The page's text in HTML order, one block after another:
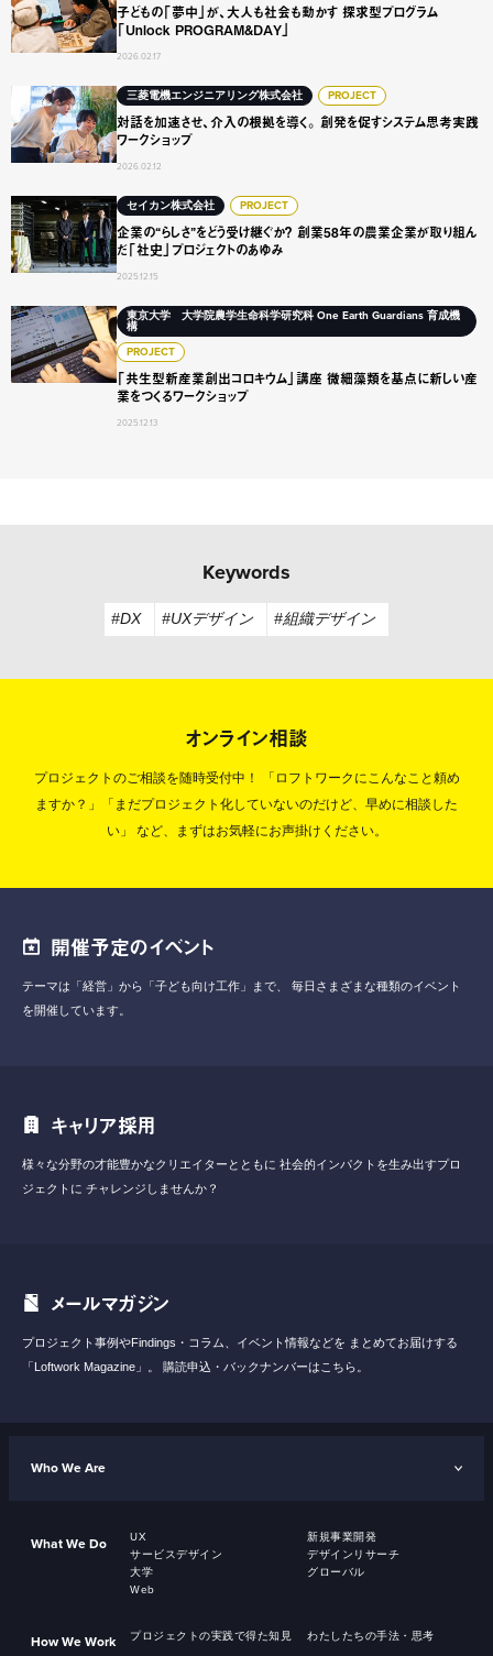
子どもの「夢中」が、大人も社会も動かす 探求型プログラム
「Unlock PROGRAM&DAY」
2026.02.17
三菱電機エンジニアリング株式会社 PROJECT
対話を加速させ、介入の根拠を導く。 創発を促すシステム思考実践
ワークショップ
2026.02.12
対話を加速させ、介入の根拠を導く。 創発を促すシステム
セイカン株式会社 PROJECT
企業の“らしさ”をどう受け継ぐか？ 創業58年の農業企業が取り組ん
だ「社史」プロジェクトのあゆみ
2025.12.15
企業の“らしさ”をどう受け継ぐか？ 創業58年の農業企業が
東京大学 大学院農学生命科学研究科 One Earth Guardians 育成機
構
PROJECT
「共生型新産業創出コロキウム」講座 微細藻類を基点に新しい産
業をつくるワークショップ
2025.12.13
「共生型新産業創出コロキウム」講座 微細藻類を基点に新
Keywords
#DX #UXデザイン #組織デザイン
オンライン相談
プロジェクトのご相談を随時受付中！
「ロフトワークにこんなこと頼め
ますか？」「まだプロジェクト化していないのだけど、早めに相談した
い」
など、まずはお気軽にお声掛けください。
開催予定のイベント
テーマは「経営」から「子ども向け工作」まで、
毎日さまざまな種類のイベント
を開催しています。
キャリア採用
様々な分野の才能豊かなクリエイターとともに 社会的インパクトを生み出すプロ
ジェクトに チャレンジしませんか？
メールマガジン
プロジェクト事例やFindings・コラム、イベント情報などを まとめてお届けする
「Loftwork Magazine」。
購読申込・バックナンバーはこちら。
Who We Are
What We Do UX
新規事業開発
サービスデザイン
デザインリサーチ
大学
グローバル
Web
How We Work プロジェクトの実践で得た知見 わたしたちの手法・思考